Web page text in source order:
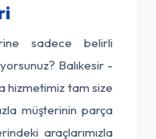
sadece belirli
Balıkesir -
hizmetimiz tam size
müşterinin parça
araçlarımızla